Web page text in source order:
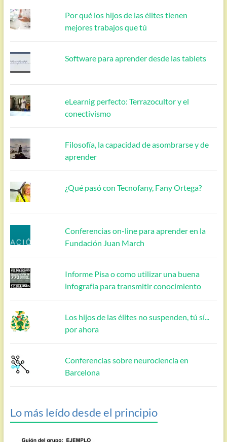
Por qué los hijos de las élites tienen
mejores trabajos que tú
Software para aprender desde las tablets
eLearnig perfecto: Terrazocultor y el
conectivismo
Filosofía, la capacidad de asombrarse y de
aprender
¿Qué pasó con Tecnofany, Fany Ortega?
Conferencias on-line para aprender en la
Fundación Juan March
Informe Pisa o como utilizar una buena
infografía para transmitir conocimiento
Los hijos de las élites no suspenden, tú sí...
por ahora
Conferencias sobre neurociencia en
Barcelona
Lo más leído desde el principio